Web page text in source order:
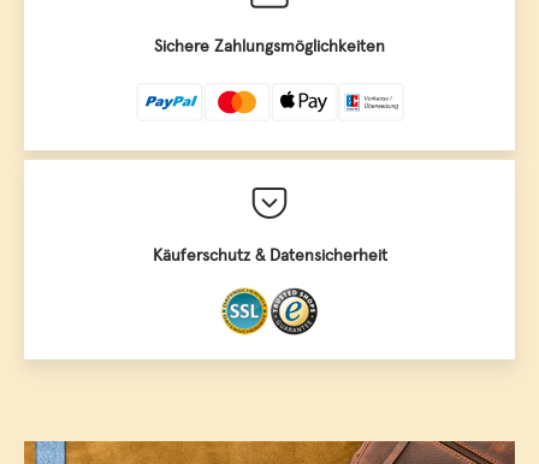
Sichere Zahlungsmöglichkeiten
Käuferschutz & Datensicherheit